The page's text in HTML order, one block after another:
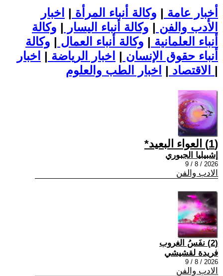
أخبار عامة | وكالة أنباء المرأة | اخبار
الأدب والفن | وكالة أنباء اليسار | وكالة
أنباء العلمانية | وكالة أنباء العمال | وكالة
أنباء حقوق الإنسان | اخبار الرياضة | اخبار
الاقتصاد | |
(1) العواء البعيد*
إشبيليا الجبوري
2026 / 8 / 9
الادب والفن
(2) نفَسُ الغروب
فريدة لقشيشي
2026 / 8 / 9
الادب والفن